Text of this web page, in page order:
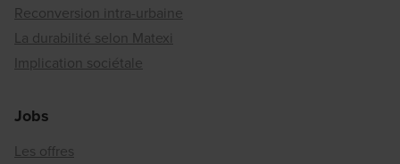
Reconversion intra-urbaine
La durabilité selon Matexi
Implication sociétale
Jobs
Les offres